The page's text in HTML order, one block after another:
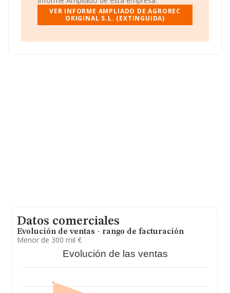
Para comunicarse con sus oficinas, el número de
teléfono es 931902644.
NIF B62536008, se encuentra en Calle Josep Estivill
VER INFORME AMPLIADO DE AGROREC
ORIGINAL S.L. (EXTINGUIDA)
Datos comerciales
Evolución de ventas - rango de facturación
Menor de 300 mil €
Evolución de las ventas